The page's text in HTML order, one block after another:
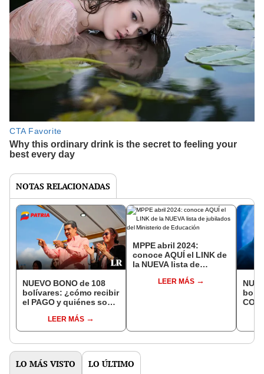
NOTAS RELACIONADAS
NUEVO BONO de 108
bolívares: ¿cómo recibir
el PAGO y quiénes son
Patria?LEER MÁS
MPPE abril 2024:
conoce AQUÍ el LINK de
la NUEVA lista de
de Educación
LEER MÁS
LO MÁS VISTO LO ÚLTIMO